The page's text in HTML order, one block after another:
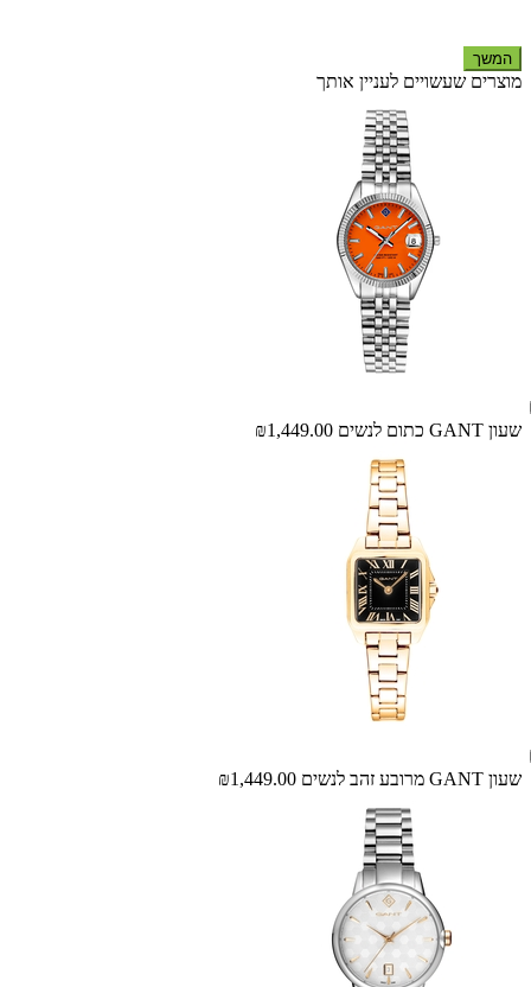
המשך
מוצרים שעשויים לעניין אותך
שעון GANT כתום לנשים ₪1,449.00
שעון GANT מרובע זהב לנשים ₪1,449.00